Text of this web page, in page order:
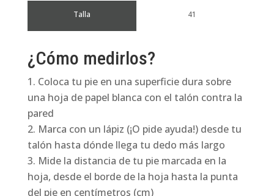
Talla 41
¿Cómo medirlos?
Coloca tu pie en una superficie dura sobre
una hoja de papel blanca con el talón contra la
pared
Marca con un lápiz (¡O pide ayuda!) desde tu
talón hasta dónde llega tu dedo más largo
Mide la distancia de tu pie marcada en la
hoja, desde el borde de la hoja hasta la punta
del pie en centímetros (cm)